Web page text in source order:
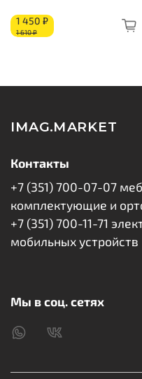
Жесткость стороны
Изоляционный слой
Бурлет
1 450 ₽
1 610 ₽
IMAG.MARKET
Контакты
+7 (351) 700-07-07
комплектующие и
+7 (351) 700-11-71
мобильных устройств
Мы в соц. сетях